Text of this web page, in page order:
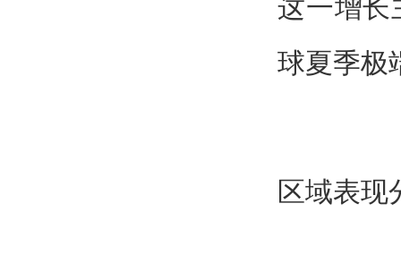
这一增长
球夏季极
区域表现